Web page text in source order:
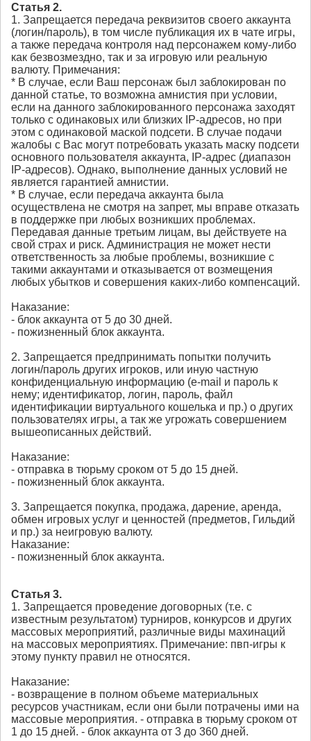
Статья 2.
1. Запрещается передача реквизитов своего аккаунта
(логин/пароль), в том числе публикация их в чате игры,
а также передача контроля над персонажем кому-либо
как безвозмездно, так и за игровую или реальную
валюту. Примечания:
* В случае, если Ваш персонаж был заблокирован по
данной статье, то возможна амнистия при условии,
если на данного заблокированного персонажа заходят
только с одинаковых или близких IP-адресов, но при
этом с одинаковой маской подсети. В случае подачи
жалобы с Вас могут потребовать указать маску подсети
основного пользователя аккаунта, IP-адрес (диапазон
IP-адресов). Однако, выполнение данных условий не
является гарантией амнистии.
* В случае, если передача аккаунта была
осуществлена не смотря на запрет, мы вправе отказать
в поддержке при любых возникших проблемах.
Передавая данные третьим лицам, вы действуете на
свой страх и риск. Администрация не может нести
ответственность за любые проблемы, возникшие с
такими аккаунтами и отказывается от возмещения
любых убытков и совершения каких-либо компенсаций.
Наказание:
- блок аккаунта от 5 до 30 дней.
- пожизненный блок аккаунта.
2. Запрещается предпринимать попытки получить
логин/пароль других игроков, или иную частную
конфиденциальную информацию (e-mail и пароль к
нему; идентификатор, логин, пароль, файл
идентификации виртуального кошелька и пр.) о других
пользователях игры, а так же угрожать совершением
вышеописанных действий.
Наказание:
- отправка в тюрьму сроком от 5 до 15 дней.
- пожизненный блок аккаунта.
3. Запрещается покупка, продажа, дарение, аренда,
обмен игровых услуг и ценностей (предметов, Гильдий
и пр.) за неигровую валюту.
Наказание:
- пожизненный блок аккаунта.
Статья 3.
1. Запрещается проведение договорных (т.е. с
известным результатом) турниров, конкурсов и других
массовых мероприятий, различные виды махинаций
на массовых мероприятиях. Примечание: пвп-игры к
этому пункту правил не относятся.
Наказание:
- возвращение в полном объеме материальных
ресурсов участникам, если они были потрачены ими на
массовые мероприятия. - отправка в тюрьму сроком от
1 до 15 дней. - блок аккаунта от 3 до 360 дней.